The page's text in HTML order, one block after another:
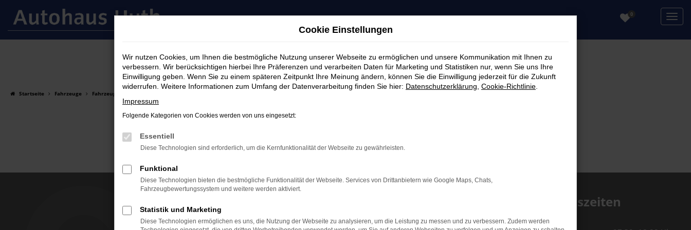
Zum
Hauptinhalt
0
Startseite Fahrzeuge Fahrzeugsuche
Autohaus Huth GmbH
Öffnungszeiten
Service
Cookie Einstellungen
Wir nutzen Cookies, um Ihnen die bestmögliche Nutzung unserer Webseite zu ermöglichen und unsere Kommunikation mit Ihnen zu
verbessern. Wir berücksichtigen hierbei Ihre Präferenzen und verarbeiten Daten für Marketing und Statistiken nur, wenn Sie uns Ihre
Einwilligung geben. Wenn Sie zu einem späteren Zeitpunkt Ihre Meinung ändern, können Sie die Einwilligung jederzeit für die Zukunft
widerrufen. Weitere Informationen zum Umfang der Datenverarbeitung finden Sie hier: Datenschutzerklärung Cookie-Richtlinie
Impressum
Folgende Kategorien von Cookies werden von uns eingesetzt:
Essentiell
Diese Technologien sind erforderlich, um die Kernfunktionalität der Webseite zu gewährleisten.
Funktional
Diese Technologien bieten die bestmögliche Funktionalität der Webseite. Services von Drittanbietern wie Google Maps, Chats,
Fahrzeugbewertungssystem und weitere werden aktiviert.
Statistik und Marketing
Diese Technologien ermöglichen es uns, die Nutzung der Webseite zu analysieren, um die Leistung zu messen und zu verbessern. Zudem werden